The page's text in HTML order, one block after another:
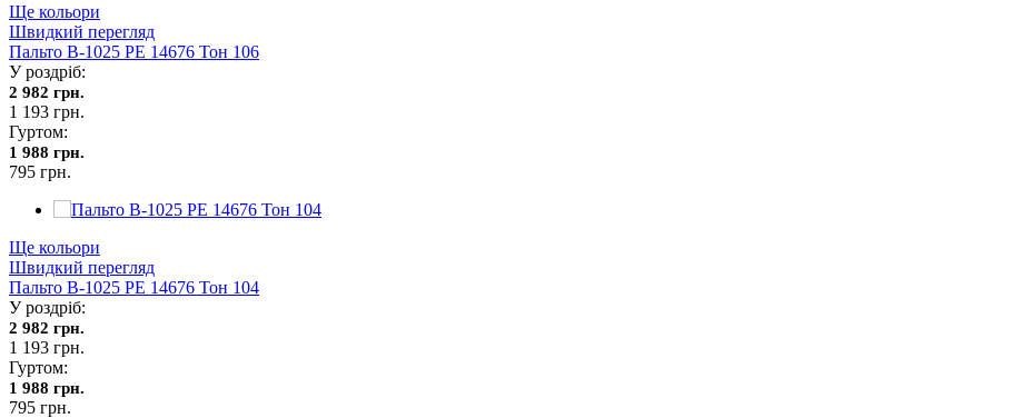
Ще кольори
Швидкий перегляд
Пальто В-1025 PE 14676 Тон 106
У роздріб:
2 982 грн.
1 193 грн.
Гуртом:
1 988 грн.
795 грн.
Ще кольори
Швидкий перегляд
Пальто В-1025 PE 14676 Тон 104
У роздріб:
2 982 грн.
1 193 грн.
Гуртом:
1 988 грн.
795 грн.